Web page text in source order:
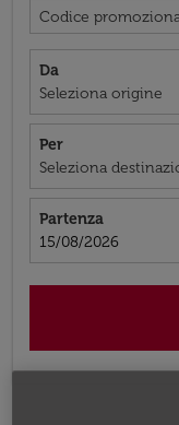
Codice
Da
Seleziona origine
Per
Seleziona
Partenza
fc-booking-
15/08/2026